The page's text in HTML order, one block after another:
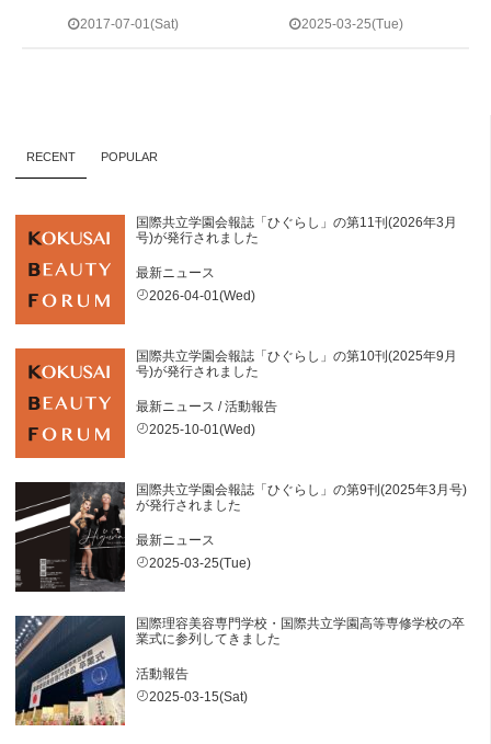
2017-07-01(Sat) 2025-03-25(Tue)
RECENT POPULAR
国際共立学園会報誌「ひぐらし」の第11刊(2026年3月
号)が発行されました
最新ニュース
2026-04-01(Wed)
国際共立学園会報誌「ひぐらし」の第10刊(2025年9月
号)が発行されました
最新ニュース /活動報告
2025-10-01(Wed)
国際共立学園会報誌「ひぐらし」の第9刊(2025年3月号)
が発行されました
最新ニュース
2025-03-25(Tue)
国際理容美容専門学校・国際共立学園高等専修学校の卒
業式に参列してきました
活動報告
2025-03-15(Sat)